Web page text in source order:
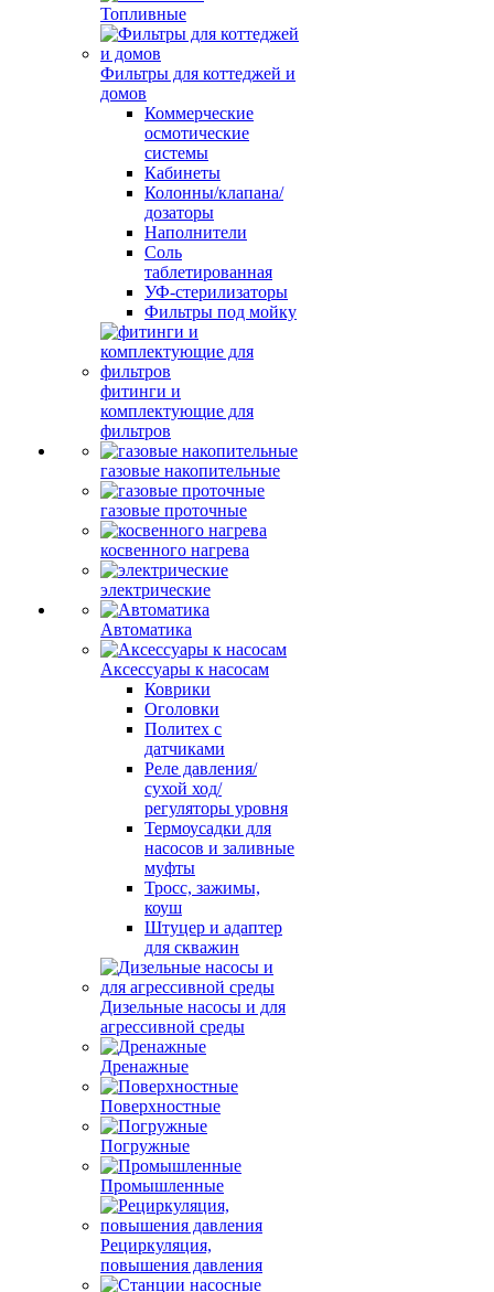
Топливные
Фильтры для коттеджей и
домов
Коммерческие
осмотические
системы
Кабинеты
Колонны/клапана/
дозаторы
Наполнители
Соль
таблетированная
УФ-стерилизаторы
Фильтры под мойку
фитинги и
комплектующие для
фильтров
газовые накопительные
газовые проточные
косвенного нагрева
электрические
Автоматика
Аксессуары к насосам
Коврики
Оголовки
Политех с
датчиками
Реле давления/
сухой ход/
регуляторы уровня
Термоусадки для
насосов и заливные
муфты
Тросс, зажимы,
коуш
Штуцер и адаптер
для скважин
Дизельные насосы и для
агрессивной среды
Дренажные
Поверхностные
Погружные
Промышленные
Рециркуляция,
повышения давления